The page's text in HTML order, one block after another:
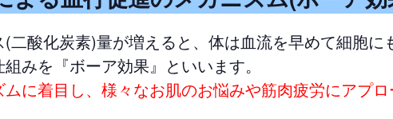
(二酸化炭素)量が増えると、体は血流を早めて細胞に
みを『ボーア効果』といいます。
に着目し、様々なお肌のお悩みや筋肉疲労にアプ